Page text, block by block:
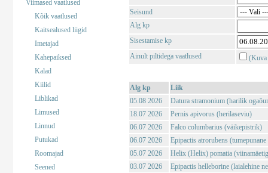
Viimased vaatlused
Kõik vaatlused
Kaitsealused liigid
Imetajad
Kahepaiksed
Kalad
Kiilid
Liblikad
Limused
Linnud
Putukad
Roomajad
Seened
Seisund
Alg kp
Sisestamise kp
Ainult piltidega vaatlused
(Kuva
Alg kp
Liik
05.08 2026
Datura stramonium (harilik
18.07 2026
Pernis apivorus (herilaseviu)
06.07 2026
Falco columbarius (väikepistrik)
06.07 2026
Epipactis atrorubens
05.07 2026
Helix (Helix) pomatia
03.07 2026
Epipactis helleborine (laialehine